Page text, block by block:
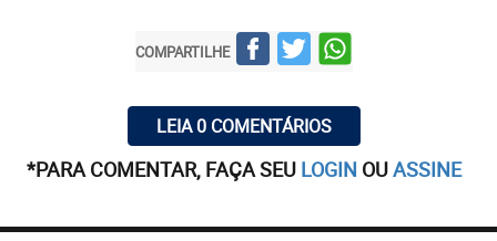
COMPARTILHE
LEIA 0 COMENTÁRIOS
*PARA COMENTAR, FAÇA SEU LOGIN OUASSINE